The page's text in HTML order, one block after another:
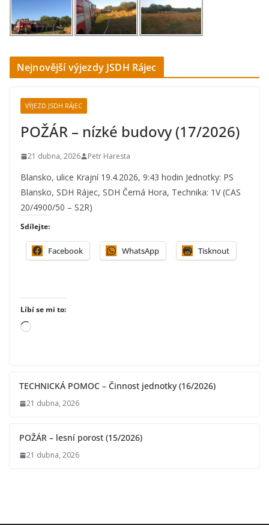
Nejnovější výjezdy JSDH Rájec
VÝJEZD JSDH RÁJEC
POŽÁR – nízké budovy (17/2026)
21 dubna, 2026 Petr Haresta
Blansko, ulice Krajní 19.4.2026, 9:43 hodin Jednotky: PS
Blansko, SDH Rájec, SDH Černá Hora, Technika: 1V (CAS
20/4900/50 – S2R)
Sdílejte:
Facebook WhatsApp Tisknout
Líbí se mi to:
N
t
á
í
TECHNICKÁ POMOC – Činnost jednotky (16/2026)
21 dubna, 2026
POŽÁR – lesní porost (15/2026)
21 dubna, 2026